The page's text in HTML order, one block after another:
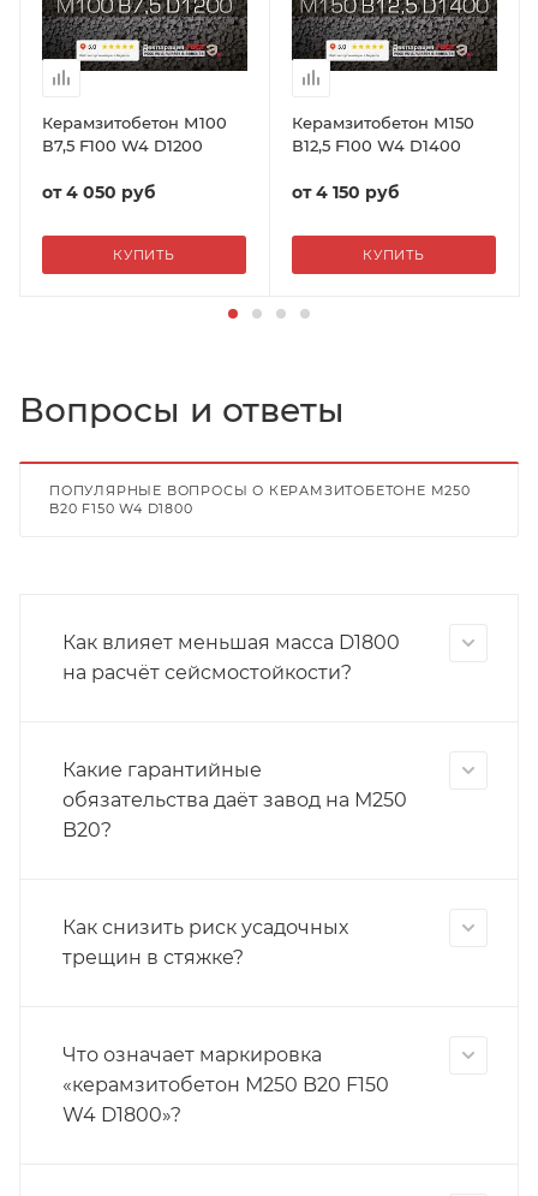
Керамзитобетон М100
В7,5 F100 W4 D1200
от4 050 руб
КУПИТЬ
Керамзитобетон М150
В12,5 F100 W4 D1400
от4 150 руб
КУПИТЬ
Вопросы и ответы
ПОПУЛЯРНЫЕ ВОПРОСЫ О КЕРАМЗИТОБЕТОНЕ М250
B20 F150 W4 D1800
Как влияет меньшая масса D1800
на расчёт сейсмостойкости?
Какие гарантийные
обязательства даёт завод на М250
B20?
Как снизить риск усадочных
трещин в стяжке?
Что означает маркировка
«керамзитобетон М250 B20 F150
W4 D1800»?